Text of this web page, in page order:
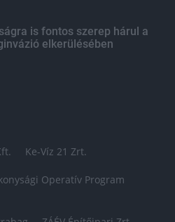
is fontos szerep hárul a
elkerülésében
Ke-Víz 21 Zrt.
Operatív Program